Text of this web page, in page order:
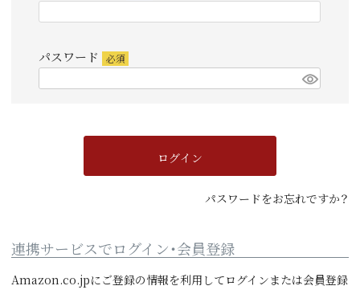
パスワード
ログイン
パスワードをお忘れですか？
連携サービスでログイン・会員登録
Amazon.co.jpにご登録の情報を利用してログインまたは会員登録